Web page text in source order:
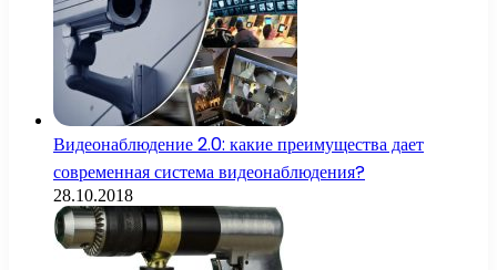
Видеонаблюдение 2.0: какие преимущества дает
современная система видеонаблюдения?
28.10.2018